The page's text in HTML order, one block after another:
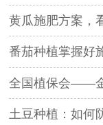
黄瓜施肥方案，
番茄种植掌握好
全国植保会——金亿
土豆种植：如何